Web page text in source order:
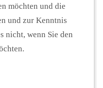
möchten und die
und zur Kenntnis
nicht, wenn Sie den